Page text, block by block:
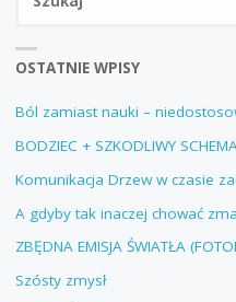
OSTATNIE WPISY
Ból zamiast nauki –
BODZIEC + SZKODLIWY
Komunikacja Drzew w czasie
A gdyby tak inaczej chować
ZBĘDNA EMISJA ŚWIATŁA
Szósty zmysł